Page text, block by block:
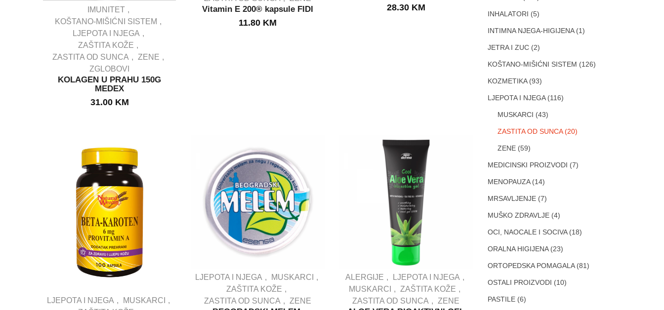
IN STOCK
IMUNITET
KOŠTANO-MIŠIĆNI SISTEM
LJEPOTA I NJEGA
ZAŠTITA KOŽE
ZASTITA OD SUNCA
ZENE
ZGLOBOVI
KOLAGEN U PRAHU 150G
MEDEX
31.00 KM
Vitamin E 200® kapsule FIDI
11.80 KM
28.30 KM
LJEPOTA I NJEGA
MUSKARCI
OUT STOCK
LJEPOTA I NJEGA
MUSKARCI
ZAŠTITA KOŽE
ZASTITA OD SUNCA
ZENE
IN STOCK
ALERGIJE
LJEPOTA I NJEGA
MUSKARCI
ZAŠTITA KOŽE
ZASTITA OD SUNCA
ZENE
INHALATORI (5)
INTIMNA NJEGA-HIGIJENA (1)
JETRA I ZUC (2)
KOŠTANO-MIŠIĆNI SISTEM (126)
KOZMETIKA (93)
LJEPOTA I NJEGA (116)
MUSKARCI (43)
ZASTITA OD SUNCA (20)
ZENE (59)
MEDICINSKI PROIZVODI (7)
MENOPAUZA (14)
MRSAVLJENJE (7)
MUŠKO ZDRAVLJE (4)
OCI, NAOCALE I SOCIVA (18)
ORALNA HIGIJENA (23)
ORTOPEDSKA POMAGALA (81)
OSTALI PROIZVODI (10)
PASTILE (6)